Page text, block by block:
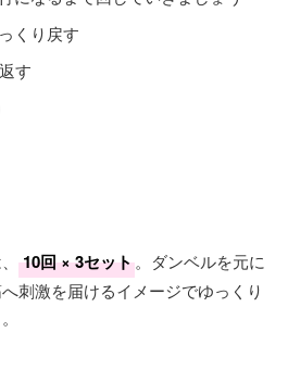
くり戻す
す
10回 × 3セット。ダンベルを元に
刺激を届けるイメージでゆっくり